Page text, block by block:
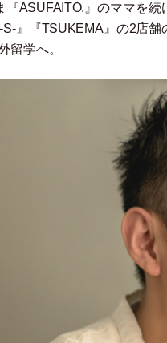
ASUFAITO.』のママを
』『TSUKEMA』の2店
留学へ。